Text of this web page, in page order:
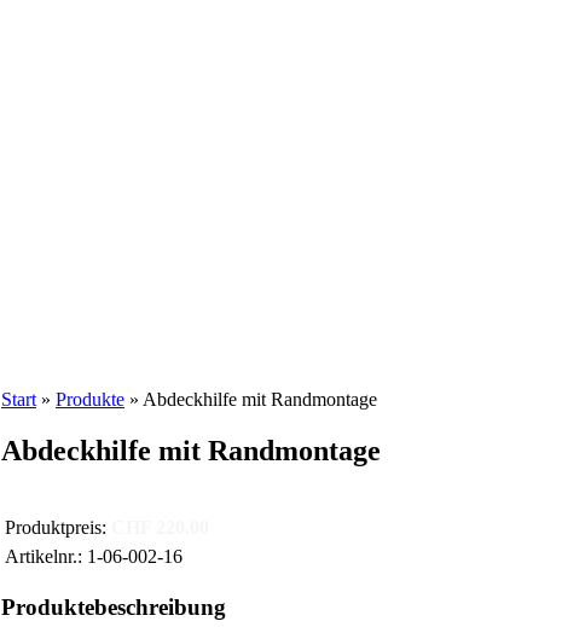
Start » Produkte » Abdeckhilfe mit Randmontage
Abdeckhilfe mit Randmontage
Produktpreis:
Artikelnr.: 1-06-002-16
Produktebeschreibung